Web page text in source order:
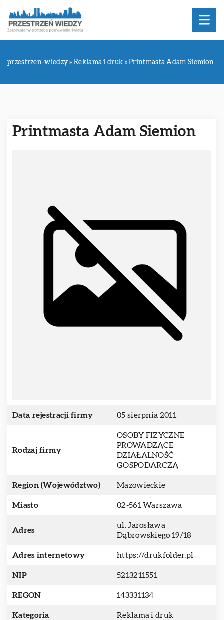
przestrzen-wiedzy »Reklama i druk »Printmasta Adam Siemion
Printmasta Adam Siemion
Data rejestracji firmy 05 sierpnia 2011
Rodzaj firmy
OSOBY FIZYCZNE
PROWADZĄCE
DZIAŁALNOŚĆ
GOSPODARCZĄ
Region (Województwo) Mazowieckie
Miasto 02-561 Warszawa
Adres
ul. Jarosława
Dąbrowskiego 19/18
Adres internetowy https://drukfolder.pl
NIP 5213211551
REGON 143331134
Kategoria Reklama i druk